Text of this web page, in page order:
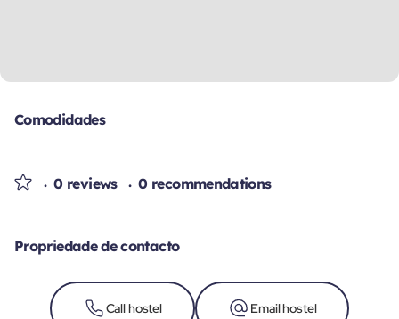
Comodidades
0 reviews 0 recommendations
Propriedade de contacto
Call hostel Email hostel